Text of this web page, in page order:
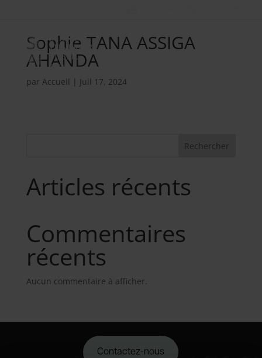
Sophie TANA ASSIGA
AHANDA
par Accueil | Juil 17, 2024
Rechercher
Articles récents
Commentaires
récents
Aucun commentaire à afficher.
Contactez-nous